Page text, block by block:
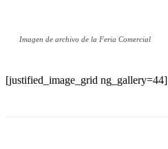
Imagen de archivo de la Feria Comercial
[justified_image_grid ng_gallery=44]